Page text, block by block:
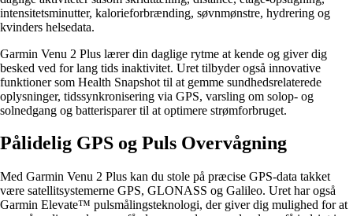
intensitetsminutter, kalorieforbrænding, søvnmønstre, hydrering og
kvinders helsedata.
Garmin Venu 2 Plus lærer din daglige rytme at kende og giver dig
besked ved for lang tids inaktivitet. Uret tilbyder også innovative
funktioner som Health Snapshot til at gemme sundhedsrelaterede
oplysninger, tidssynkronisering via GPS, varsling om solop- og
solnedgang og batterisparer til at optimere strømforbruget.
Pålidelig GPS og Puls Overvågning
Med Garmin Venu 2 Plus kan du stole på præcise GPS-data takket
være satellitsystemerne GPS, GLONASS og Galileo. Uret har også
Garmin Elevate™ pulsmålingsteknologi, der giver dig mulighed for at